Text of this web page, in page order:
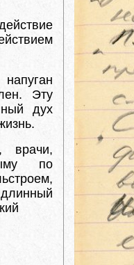
Эту
дух
врачи,
по